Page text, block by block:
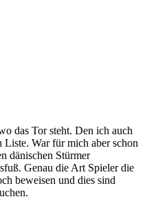
das Tor steht. Den ich auch
Liste. War für mich aber schon
dänischen Stürmer
Genau die Art Spieler die
beweisen und dies sind